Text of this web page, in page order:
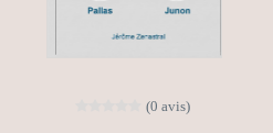
(0 avis)